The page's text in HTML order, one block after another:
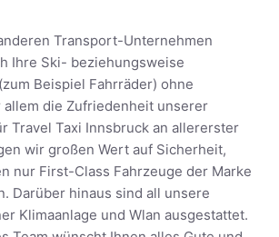
Transport-Unternehmen
Ihre Ski- beziehungsweise
Beispiel Fahrräder) ohne
allem die Zufriedenheit unserer
Travel Taxi Innsbruck an allererster
wir großen Wert auf Sicherheit,
nur First-Class Fahrzeuge der Marke
Darüber hinaus sind all unsere
Klimaanlage und Wlan ausgestattet.